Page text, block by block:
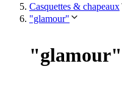
Casquettes & chapeaux
"glamour"
"glamour"